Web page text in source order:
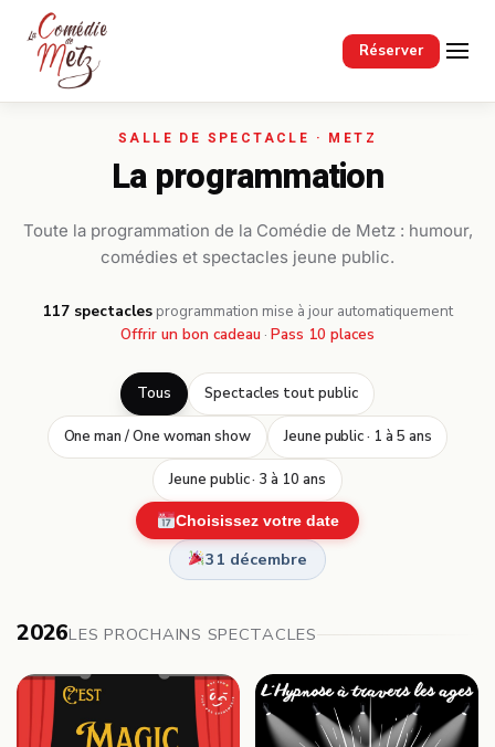
Réserver
Passer au contenu principal
La programmation
Toute la programmation de la Comédie de Metz : humour,
comédies et spectacles jeune public.
117 spectacles· programmation mise à jour automatiquement
Offrir un bon cadeau · Pass 10 places
Tous Spectacles tout public
One man / One woman show Jeune public · 1 à 5 ans
Jeune public · 3 à 10 ans
Choisissez votre date
31 décembre
2026LES PROCHAINS SPECTACLES